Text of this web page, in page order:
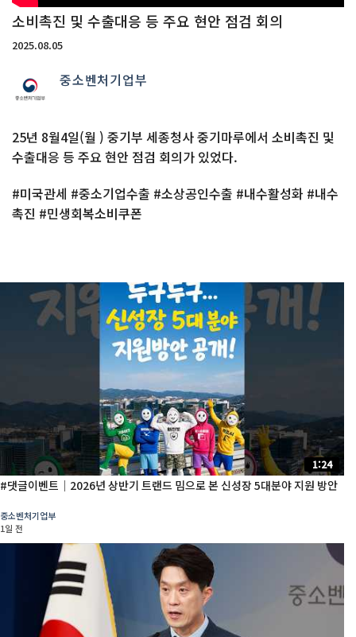
소비촉진 및 수출대응 등 주요 현안 점검 회의
2025.08.05
중소벤처기업부
25년 8월4일(월 ) 중기부 세종청사 중기마루에서 소비촉진 및
수출대응 등 주요 현안 점검 회의가 있었다.
#미국관세 #중소기업수출 #소상공인수출 #내수활성화 #내수
촉진 #민생회복소비쿠폰
1:24
#댓글이벤트│2026년 상반기 트랜드 밈으로 본 신성장 5대분야 지원 방안
중소벤처기업부
1일 전